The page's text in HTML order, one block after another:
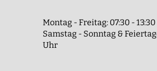
Montag - Freitag: 07:30 -
Samstag - Sonntag &
Uhr